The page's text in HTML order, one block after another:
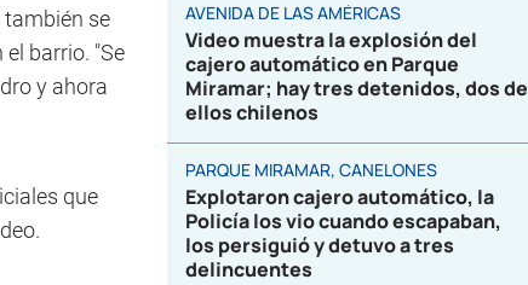
también se
barrio. "Se
y ahora
que
AVENIDA DE LAS AMÉRICAS
Video muestra la explosión del
cajero automático en Parque
Miramar; hay tres detenidos, dos de
ellos chilenos
PARQUE MIRAMAR, CANELONES
Explotaron cajero automático, la
Policía los vio cuando escapaban,
los persiguió y detuvo a tres
delincuentes